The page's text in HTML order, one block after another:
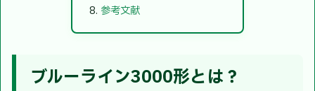
参考文献
ブルーライン3000形とは？